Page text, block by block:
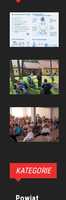
KATEGORIE